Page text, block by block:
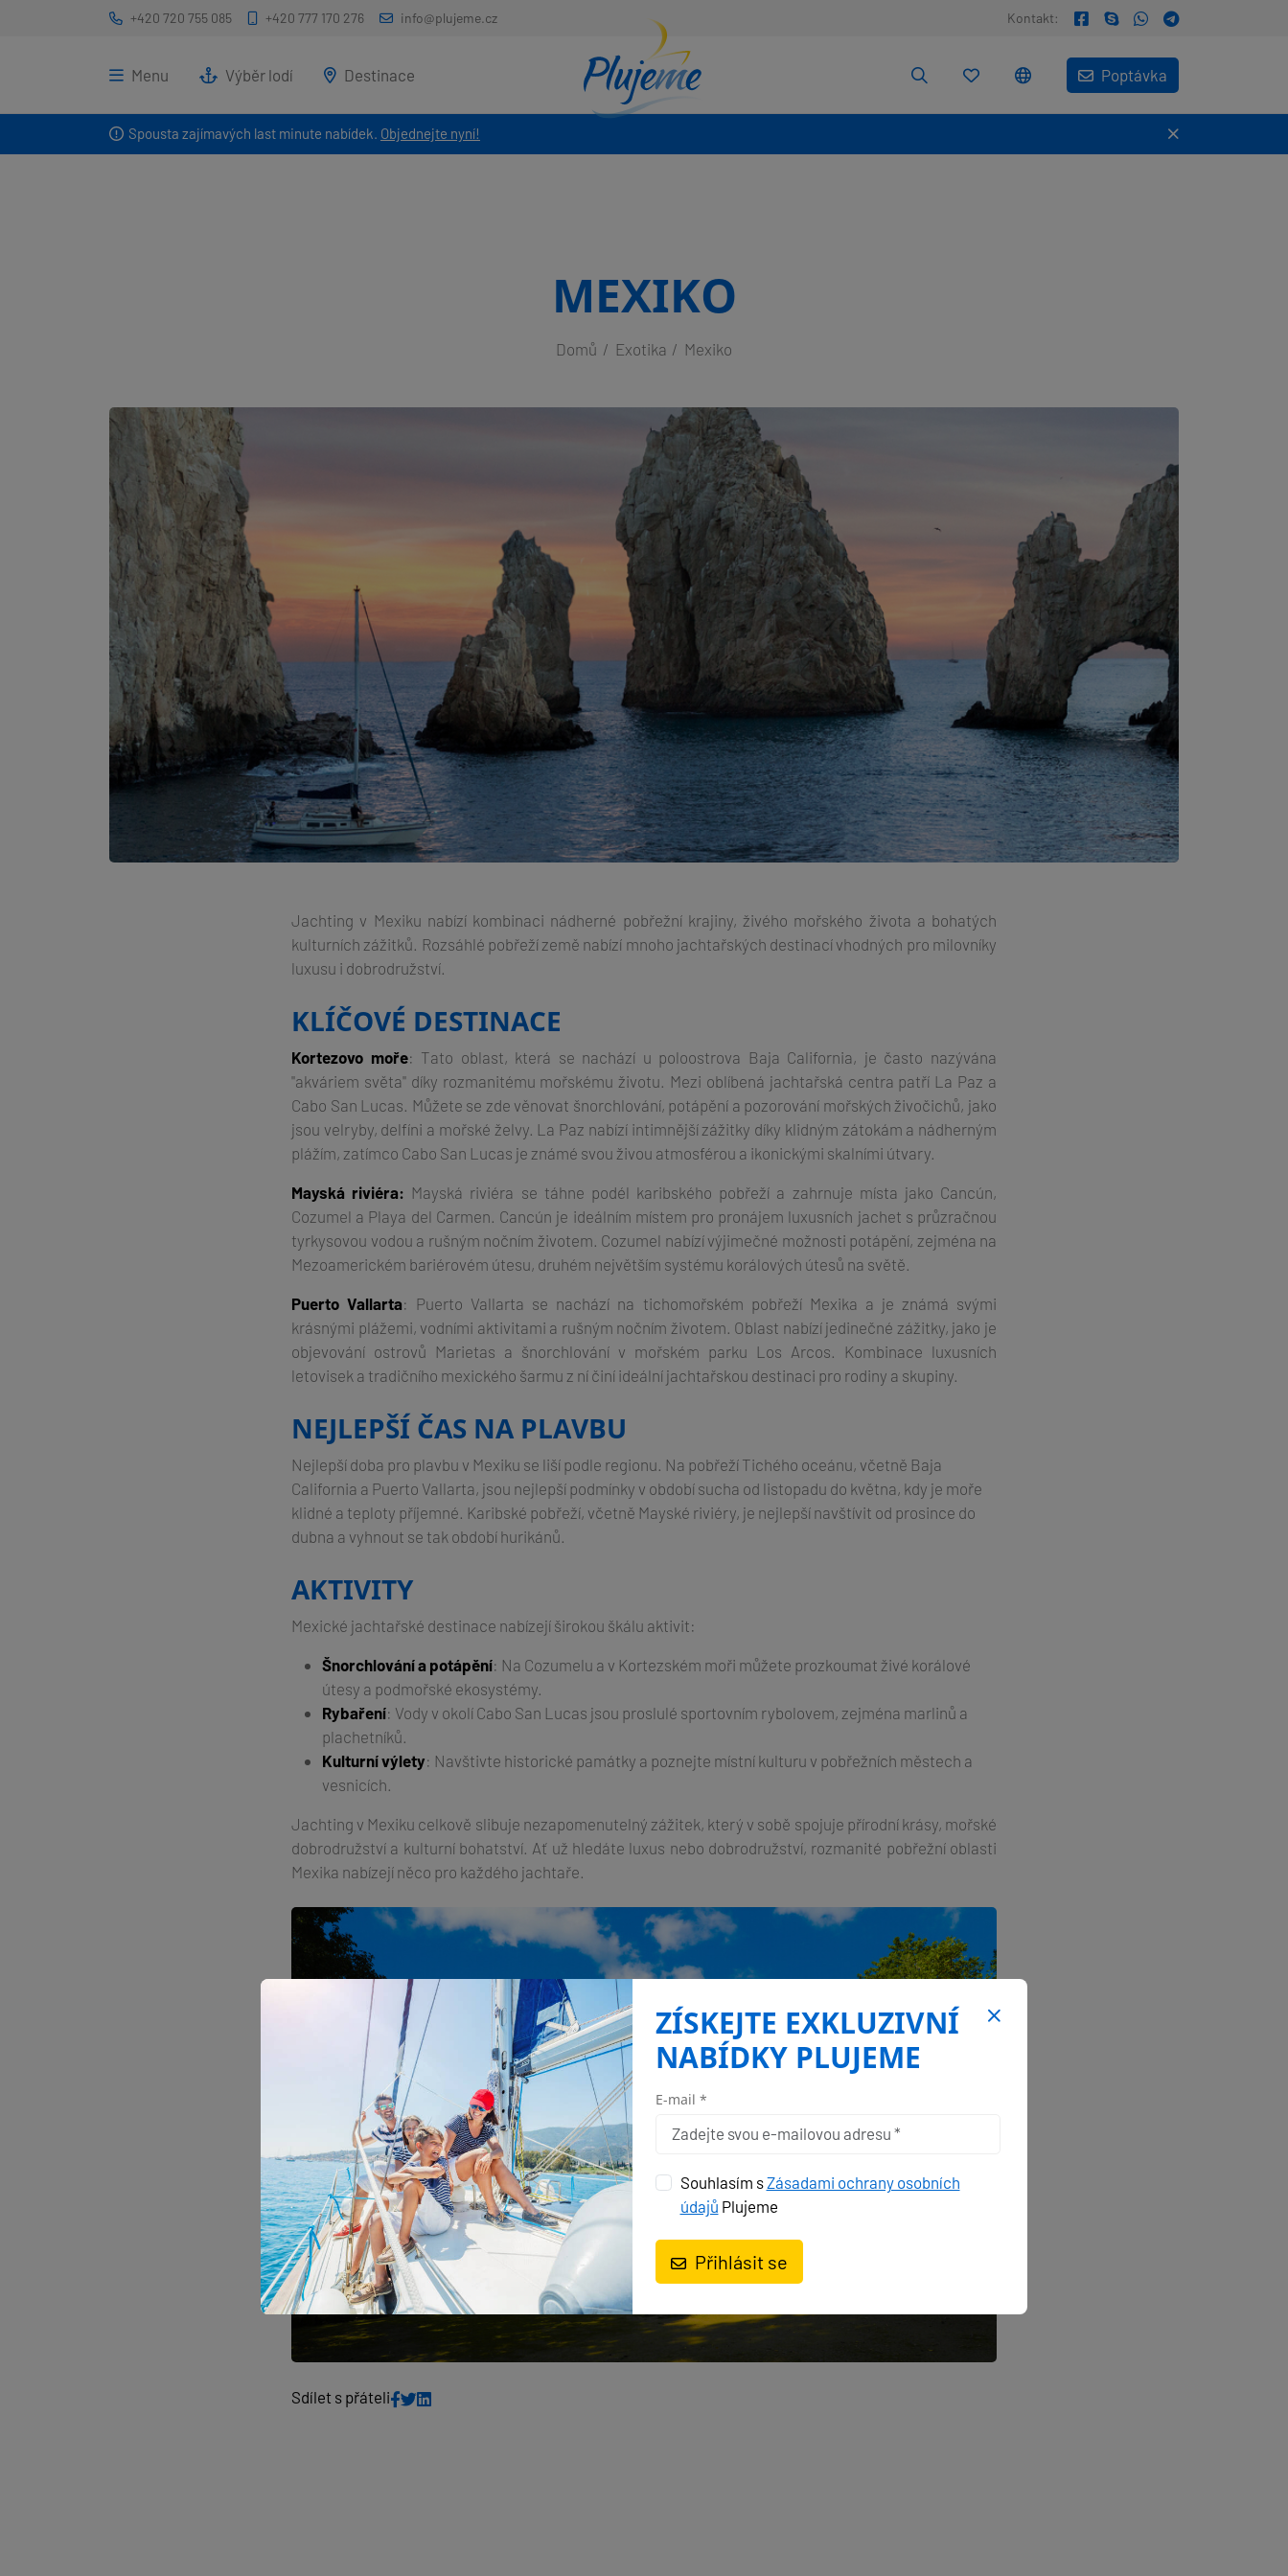
Spousta zajímavých last minute nabídek. Objednejte nyní!
+420 720 755 085 +420 777 170 276 info@plujeme.cz Kontakt:
Menu Výběr lodí Destinace Poptávka
MEXIKO
Domů Exotika Mexiko
Jachting v Mexiku nabízí kombinaci nádherné pobřežní krajiny, živého mořského života a bohatých
kulturních zážitků. Rozsáhlé pobřeží země nabízí mnoho jachtařských destinací vhodných pro milovníky
luxusu i dobrodružství.
KLÍČOVÉ DESTINACE
Kortezovo moře: Tato oblast, která se nachází u poloostrova Baja California, je často nazývána
"akváriem světa" díky rozmanitému mořskému životu. Mezi oblíbená jachtařská centra patří La Paz a
Cabo San Lucas. Můžete se zde věnovat šnorchlování, potápění a pozorování mořských živočichů, jako
jsou velryby, delfíni a mořské želvy. La Paz nabízí intimnější zážitky díky klidným zátokám a nádherným
plážím, zatímco Cabo San Lucas je známé svou živou atmosférou a ikonickými skalními útvary.
Mayská riviéra: Mayská riviéra se táhne podél karibského pobřeží a zahrnuje místa jako Cancún,
Cozumel a Playa del Carmen. Cancún je ideálním místem pro pronájem luxusních jachet s průzračnou
tyrkysovou vodou a rušným nočním životem. Cozumel nabízí výjimečné možnosti potápění, zejména na
Mezoamerickém bariérovém útesu, druhém největším systému korálových útesů na světě.
Puerto Vallarta: Puerto Vallarta se nachází na tichomořském pobřeží Mexika a je známá svými
krásnými plážemi, vodními aktivitami a rušným nočním životem. Oblast nabízí jedinečné zážitky, jako je
objevování ostrovů Marietas a šnorchlování v mořském parku Los Arcos. Kombinace luxusních
letovisek a tradičního mexického šarmu z ní činí ideální jachtařskou destinaci pro rodiny a skupiny.
NEJLEPŠÍ ČAS NA PLAVBU
Nejlepší doba pro plavbu v Mexiku se liší podle regionu. Na pobřeží Tichého oceánu, včetně Baja
California a Puerto Vallarta, jsou nejlepší podmínky v období sucha od listopadu do května, kdy je moře
klidné a teploty příjemné. Karibské pobřeží, včetně Mayské riviéry, je nejlepší navštívit od prosince do
dubna a vyhnout se tak období hurikánů.
AKTIVITY
Mexické jachtařské destinace nabízejí širokou škálu aktivit:
Šnorchlování a potápění: Na Cozumelu a v Kortezském moři můžete prozkoumat živé korálové
útesy a podmořské ekosystémy.
Rybaření: Vody v okolí Cabo San Lucas jsou proslulé sportovním rybolovem, zejména marlinů a
plachetníků.
Kulturní výlety: Navštivte historické památky a poznejte místní kulturu v pobřežních městech a
vesnicích.
Jachting v Mexiku celkově slibuje nezapomenutelný zážitek, který v sobě spojuje přírodní krásy, mořské
dobrodružství a kulturní bohatství. Ať už hledáte luxus nebo dobrodružství, rozmanité pobřežní oblasti
Mexika nabízejí něco pro každého jachtaře.
Sdílet s přáteli
ZÍSKEJTE EXKLUZIVNÍ
NABÍDKY PLUJEME
E-mail *
Souhlasím sZásadami ochrany osobních
údajů Plujeme
Přihlásit se